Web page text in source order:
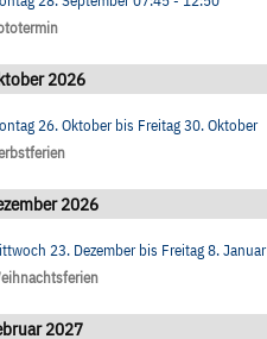
2026
26. Oktoberbis Freitag 30. Oktober
2026
23. Dezemberbis Freitag 8. Januar
2027